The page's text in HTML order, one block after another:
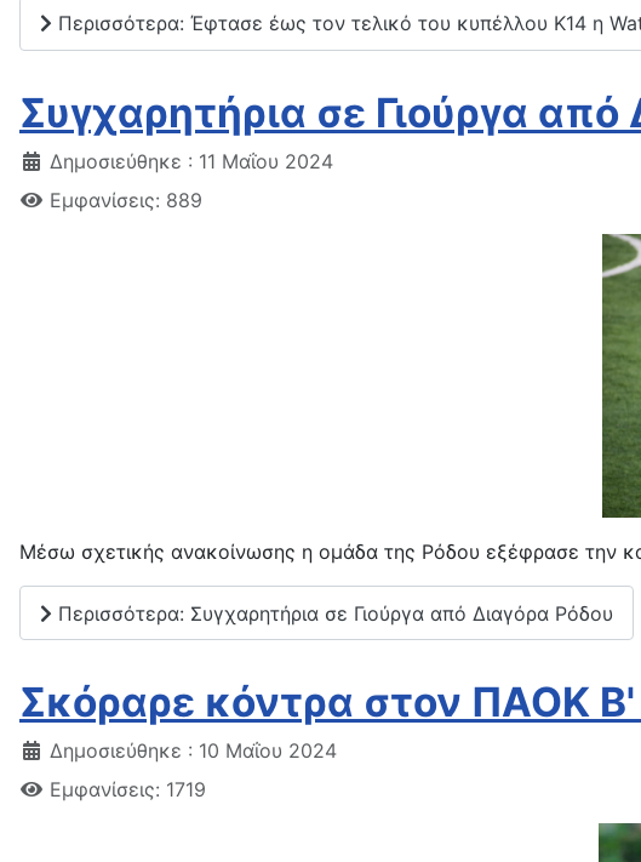
Περισσότερα: Έφτασε έως τον τελικό του κυπέλλου Κ14 η
Συγχαρητήρια σε Γιούργα από
Δημοσιεύθηκε : 11 Μαΐου 2024
Εμφανίσεις: 889
Μέσω σχετικής ανακοίνωσης η ομάδα της Ρόδου εξέφρασε την
Περισσότερα: Συγχαρητήρια σε Γιούργα από Διαγόρα Ρόδου
Σκόραρε κόντρα στον ΠΑΟΚ
Δημοσιεύθηκε : 10 Μαΐου 2024
Εμφανίσεις: 1719